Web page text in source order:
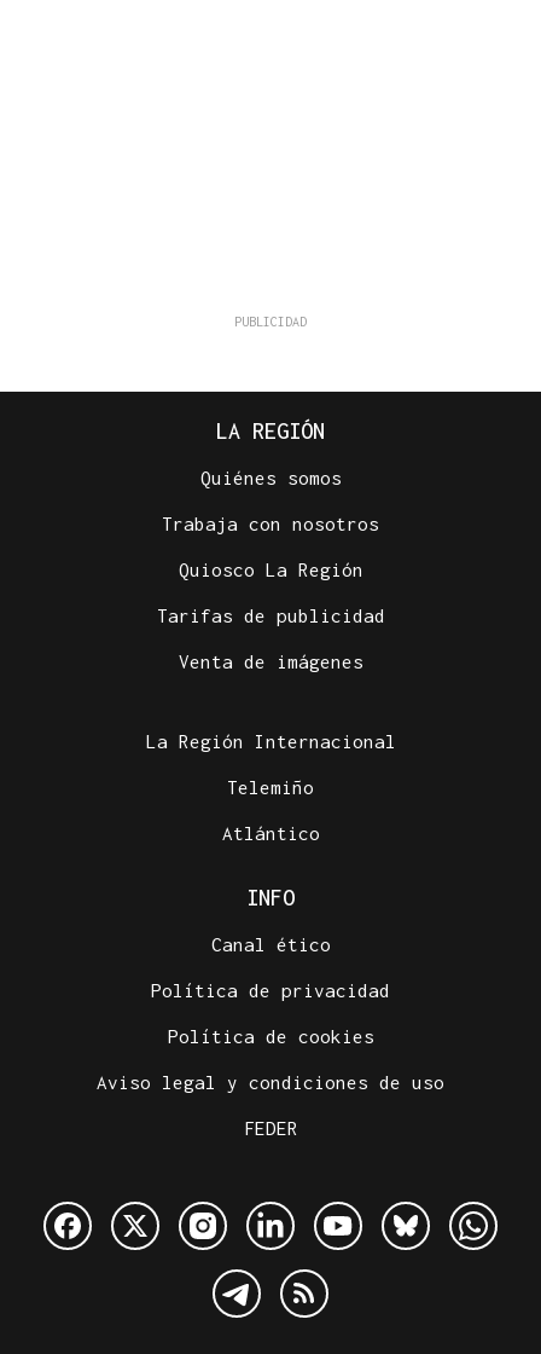
LA REGIÓN
Quiénes somos
Trabaja con nosotros
Quiosco La Región
Tarifas de publicidad
Venta de imágenes
La Región Internacional
Telemiño
Atlántico
INFO
Canal ético
Política de privacidad
Política de cookies
Aviso legal y condiciones de uso
FEDER